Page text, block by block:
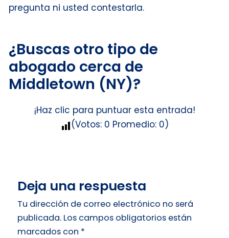
pregunta ni usted contestarla.
¿Buscas otro tipo de
abogado cerca de
Middletown (NY)?
¡Haz clic para puntuar esta entrada!
(Votos: 0 Promedio: 0)
Deja una respuesta
Tu dirección de correo electrónico no será
publicada. Los campos obligatorios están
marcados con *